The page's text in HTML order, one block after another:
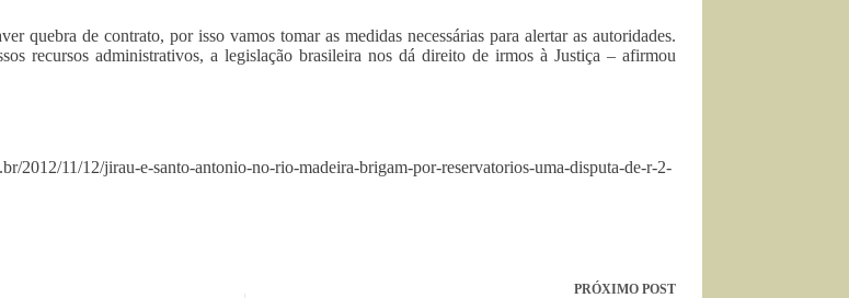
quebra de contrato, por isso vamos tomar as medidas necessárias para alertar as autoridades.
recursos administrativos, a legislação brasileira nos dá direito de irmos à Justiça – afirmou
2012/11/12/jirau-e-santo-antonio-no-rio-madeira-brigam-por-reservatorios-uma-disputa-de-r-2-
PRÓXIMO POST